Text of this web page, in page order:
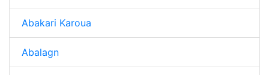
Abakari Karoua
Abalagn